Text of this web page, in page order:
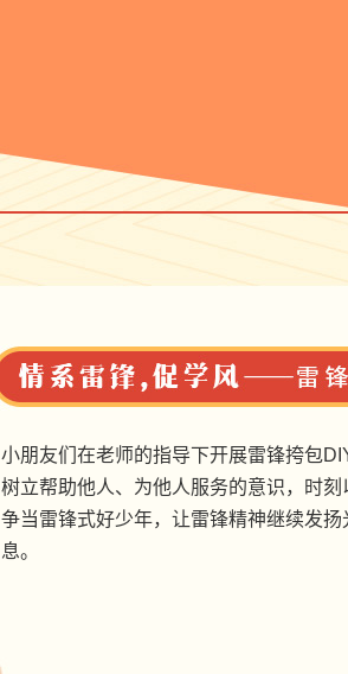
小朋友们在老师的指导下开展雷锋挎包
树立帮助他人、为他人服务的意识，时
争当雷锋式好少年，让雷锋精神继续发扬
息。